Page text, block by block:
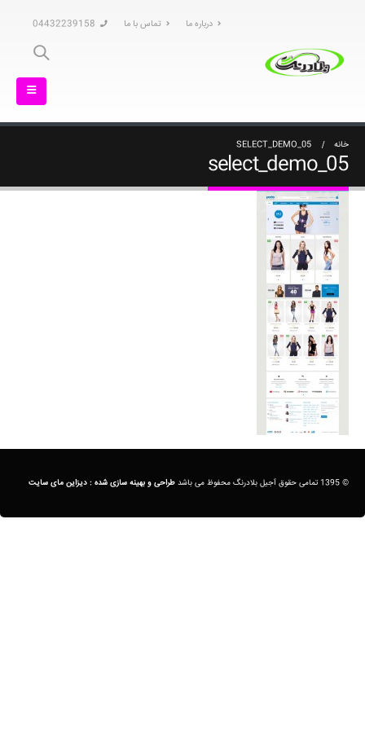
درباره ما تماس با ما 04432239158
خانه SELECT_DEMO_05
select_demo_05
© 1395 تمامی حقوق آجیل بلادرنگ محفوظ می باشد طراحی و بهینه سازی شده : دیزاین مای سایت